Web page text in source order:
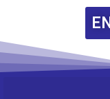
EN